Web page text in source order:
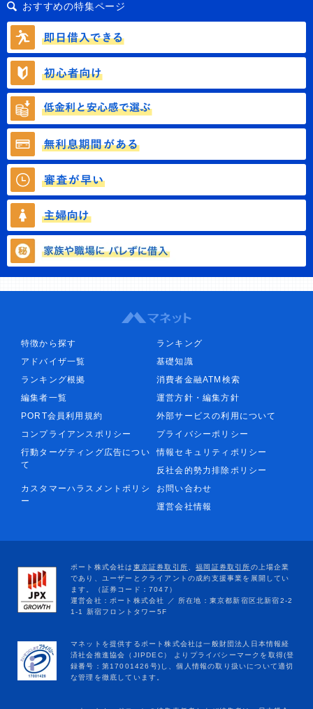
おすすめの特集ページ
特徴から探す
ランキング
アドバイザ一覧
基礎知識
ランキング根拠
消費者金融ATM検索
編集者一覧
運営方針・編集方針
PORT会員利用規約
外部サービスの利用について
コンプライアンスポリシー
プライバシーポリシー
行動ターゲティング広告につい
て
情報セキュリティポリシー
反社会的勢力排除ポリシー
カスタマーハラスメントポリシ
ー
お問い合わせ
運営会社情報